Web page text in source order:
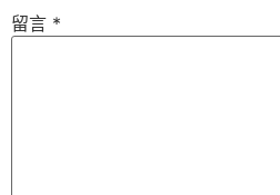
留言 *